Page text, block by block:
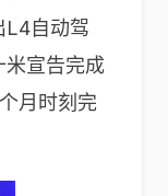
L4自动驾
米宣告完成
月时刻完